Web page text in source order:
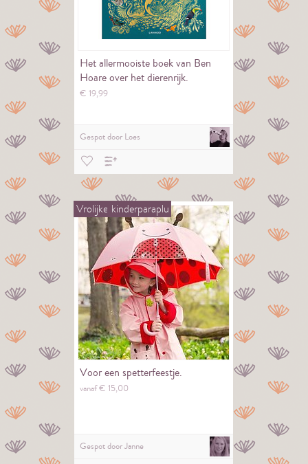
Het allermooiste boek van Ben
Hoare over het dierenrijk.
€ 19,99
Gespot door Loes
Vrolijke kinderparaplu
Voor een spetterfeestje.
vanaf € 15,00
Gespot doorJanne